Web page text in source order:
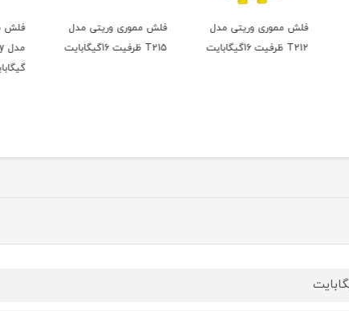
فلش مموری وریتی مدل
T215 ظرفیت 16گیگابایت
فلش مموری دیتا پلاس
مدل Luxury ظرفیت 64
فلش